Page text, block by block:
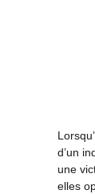
d’un
une
elles